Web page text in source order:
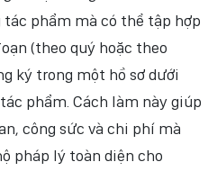
phẩm mà có thể tập hợp
(theo quý hoặc theo
ký trong một hồ sơ dưới
phẩm. Cách làm này giúp
công sức và chi phí mà
pháp lý toàn diện cho